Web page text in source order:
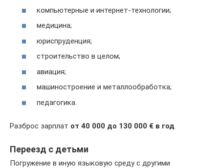
компьютерные и интернет-технологии;
медицина;
юриспруденция;
строительство в целом;
авиация;
машиностроение и металлообработка;
педагогика.
Разброс зарплат от 40 000 до 130 000 € в год.
Переезд с детьми
Погружение в иную языковую среду с другими